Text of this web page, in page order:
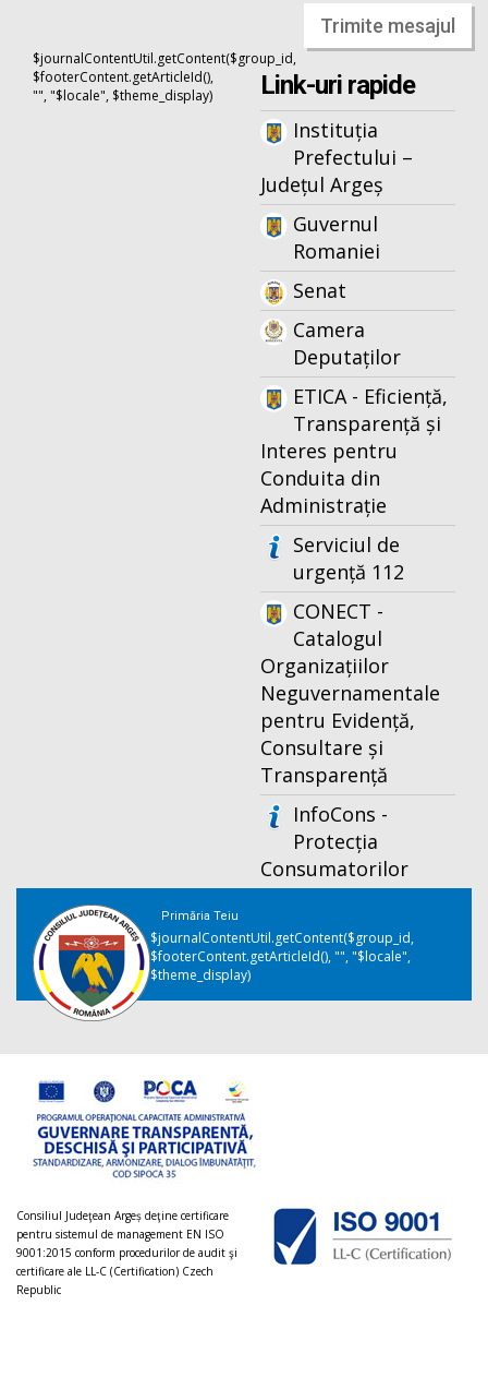
Trimite mesajul
$journalContentUtil.getContent($group_id,
$footerContent.getArticleId(),
"", "$locale", $theme_display)
Link-uri rapide
Instituția
Prefectului –
Județul Argeș
Guvernul
Romaniei
Senat
Camera
Deputaților
ETICA - Eficiență,
Transparență și
Interes pentru
Conduita din
Administrație
Serviciul de
urgență 112
CONECT -
Catalogul
Organizațiilor
Neguvernamentale
pentru Evidență,
Consultare și
Transparență
InfoCons -
Protecția
Consumatorilor
Primăria Teiu
$journalContentUtil.getContent($group_id,
$footerContent.getArticleId(), "", "$locale",
$theme_display)
Consiliul Judeţean Argeș deţine certificare
pentru sistemul de management EN ISO
9001:2015 conform procedurilor de audit şi
certificare ale LL-C (Certification) Czech
Republic